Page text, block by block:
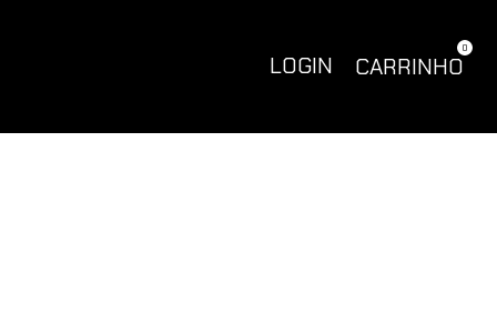
LOGIN CARRINHO
0